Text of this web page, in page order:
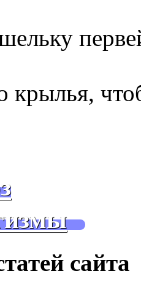
сайта